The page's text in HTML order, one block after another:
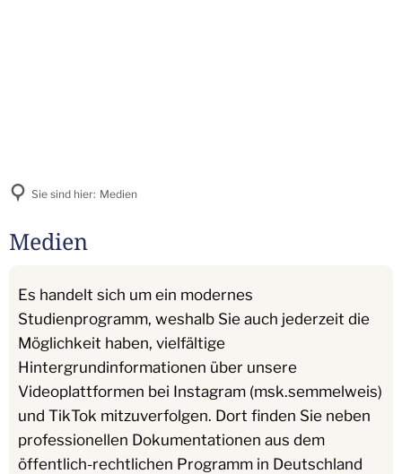
Sie sind hier: Medien
Medien
Es handelt sich um ein modernes
Studienprogramm, weshalb Sie auch jederzeit die
Möglichkeit haben, vielfältige
Hintergrundinformationen über unsere
Videoplattformen bei Instagram (msk.semmelweis)
und TikTok mitzuverfolgen. Dort finden Sie neben
professionellen Dokumentationen aus dem
öffentlich-rechtlichen Programm in Deutschland